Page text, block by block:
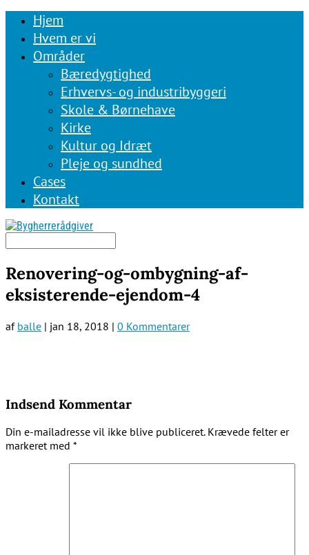
Hjem
Hvem er vi
Områder
Bæredygtighed
Erhvervs- og industribyggeri
Skole & Børnehave
Kirke
Kultur og Idræt
Pleje og sundhed
Cases
Kontakt
Renovering-og-ombygning-af-
eksisterende-ejendom-4
af balle | jan 18, 2018 | 0 Kommentarer
Indsend Kommentar
Din e-mailadresse vil ikke blive publiceret. Krævede felter er
markeret med *